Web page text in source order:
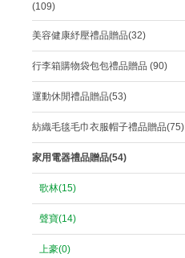
(109)
美容健康紓壓禮品贈品(32)
行李箱購物袋包包禮品贈品 (90)
運動休閒禮品贈品(53)
紡織毛毯毛巾衣服帽子禮品贈品(75)
家用電器禮品贈品(54)
歌林(15)
聲寶(14)
上豪(0)